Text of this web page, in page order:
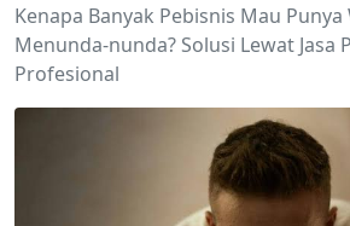
Kenapa Banyak Pebisnis Mau Punya
Menunda-nunda? Solusi Lewat Jasa
Profesional